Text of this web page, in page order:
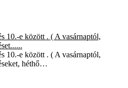
10.-e között . ( A vasárnaptól,
10.-e között . ( A vasárnaptól,
héthő…